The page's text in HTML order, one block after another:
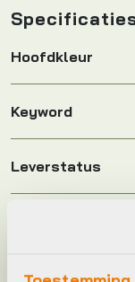
Hoofdkleur
Keyword
Leverstatus
Merk